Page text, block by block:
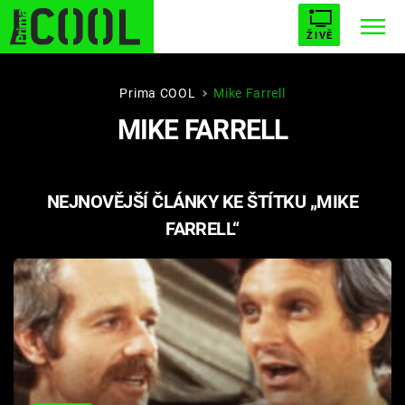
ŽIVĚ
STARHOUSE BUFFY, PŘEMOŽITELKA UPÍRŮ
PLNEJ KOTEL AVENGERS 5
Filmy
Seriály
Hry
Prima COOL Mike Farrell
MIKE FARRELL
NEJNOVĚJŠÍ ČLÁNKY KE ŠTÍTKU „MIKE
FARRELL“